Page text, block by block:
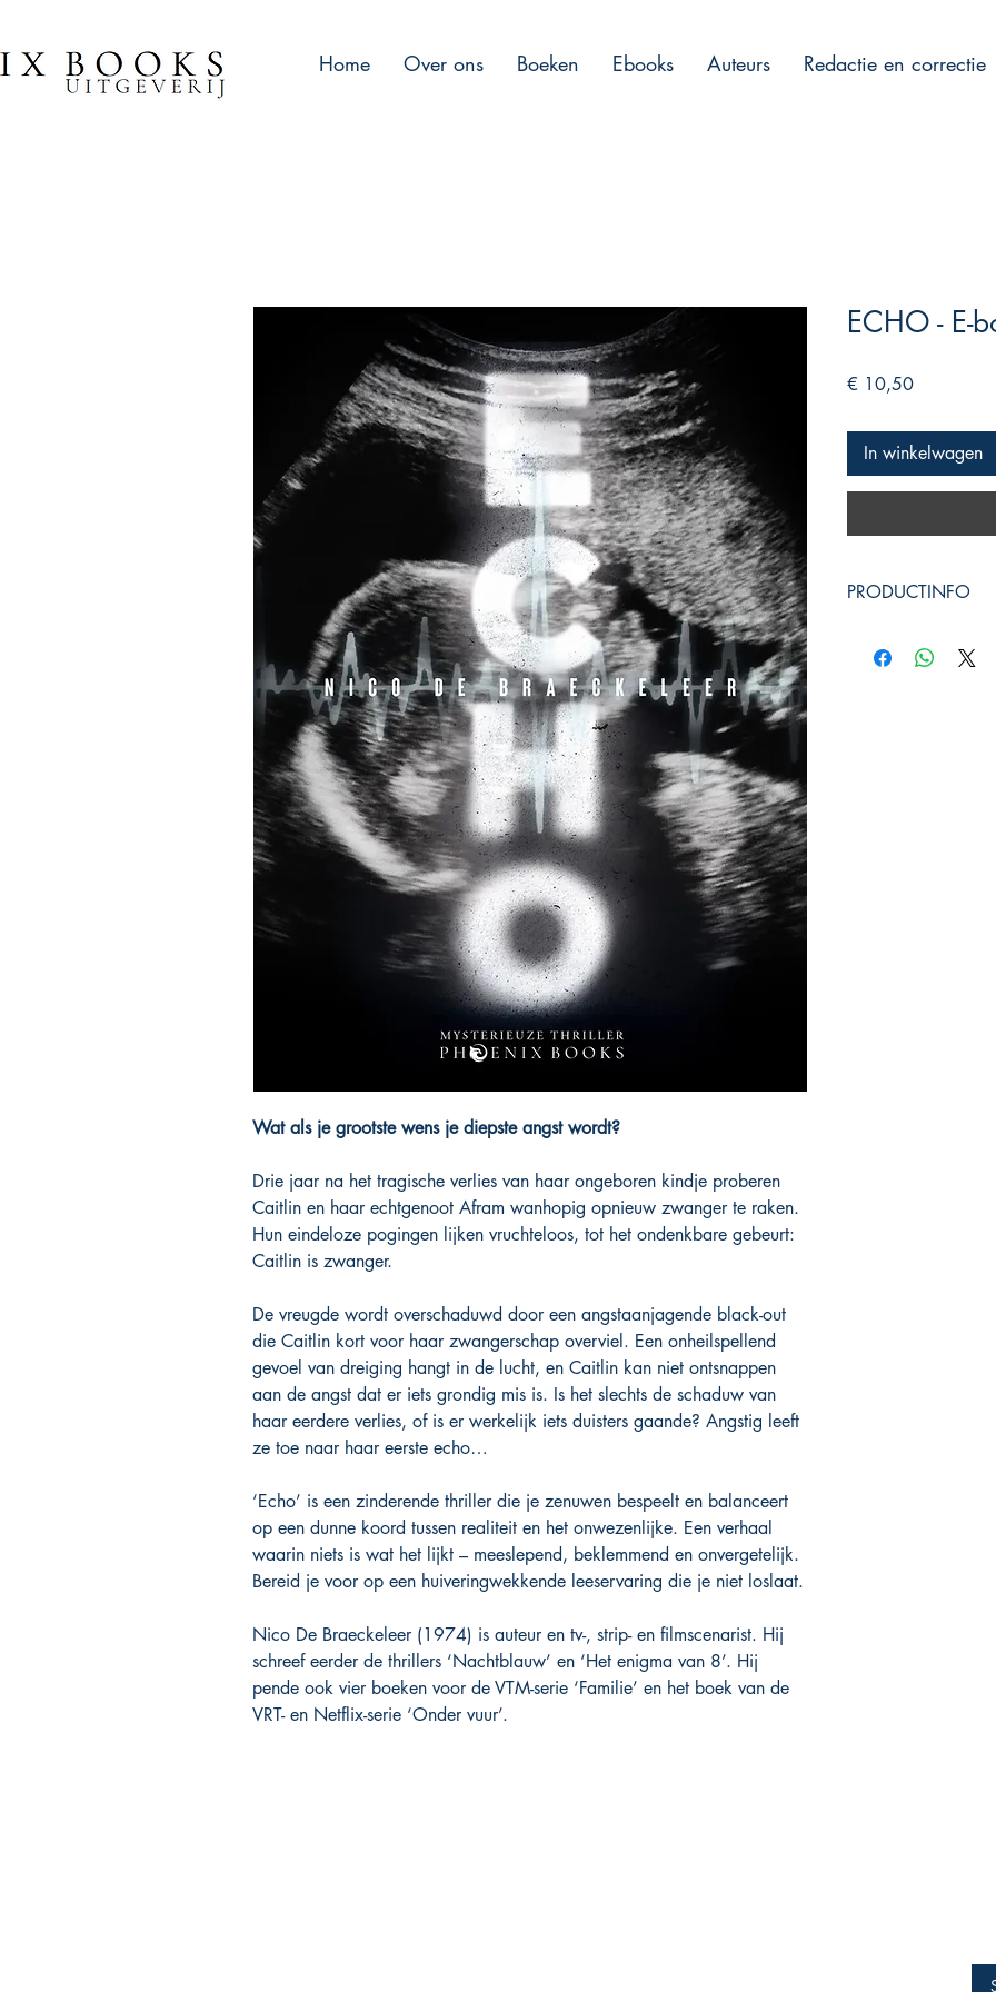
Home Over ons Boeken Ebooks Auteurs Redactie en correctie
Wat als je grootste wens je diepste angst wordt?
Drie jaar na het tragische verlies van haar ongeboren kindje proberen
Caitlin en haar echtgenoot Afram wanhopig opnieuw zwanger te raken.
Hun eindeloze pogingen lijken vruchteloos, tot het ondenkbare gebeurt:
Caitlin is zwanger.
De vreugde wordt overschaduwd door een angstaanjagende black-out
die Caitlin kort voor haar zwangerschap overviel. Een onheilspellend
gevoel van dreiging hangt in de lucht, en Caitlin kan niet ontsnappen
aan de angst dat er iets grondig mis is. Is het slechts de schaduw van
haar eerdere verlies, of is er werkelijk iets duisters gaande? Angstig leeft
ze toe naar haar eerste echo…
‘Echo’ is een zinderende thriller die je zenuwen bespeelt en balanceert
op een dunne koord tussen realiteit en het onwezenlijke. Een verhaal
waarin niets is wat het lijkt – meeslepend, beklemmend en onvergetelijk.
Bereid je voor op een huiveringwekkende leeservaring die je niet loslaat.
Nico De Braeckeleer (1974) is auteur en tv-, strip- en filmscenarist. Hij
schreef eerder de thrillers ‘Nachtblauw’ en ‘Het enigma van 8’. Hij
pende ook vier boeken voor de VTM-serie ‘Familie’ en het boek van de
VRT- en Netflix-serie ‘Onder vuur’.
ECHO - E-
€ 10,50Prijs
In winkelwagen
PRODUCTINFO
Mysterieuze thriller